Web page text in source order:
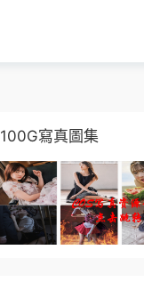
100G寫真圖集